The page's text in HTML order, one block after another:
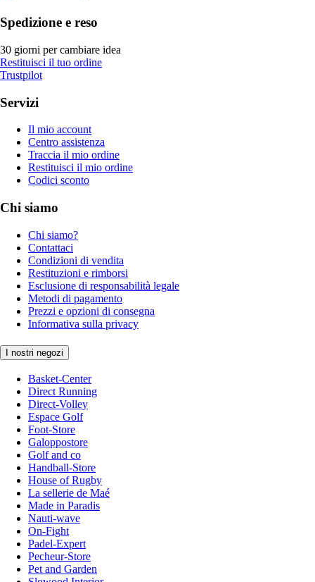
Spedizione e reso
30 giorni per cambiare idea
Restituisci il tuo ordine
Trustpilot
Servizi
Il mio account
Centro assistenza
Traccia il mio ordine
Restituisci il mio ordine
Codici sconto
Chi siamo
Chi siamo?
Contattaci
Condizioni di vendita
Restituzioni e rimborsi
Esclusione di responsabilità legale
Metodi di pagamento
Prezzi e opzioni di consegna
Informativa sulla privacy
I nostri negozi
Basket-Center
Direct Running
Direct-Volley
Espace Golf
Foot-Store
Galoppostore
Golf and co
Handball-Store
House of Rugby
La sellerie de Maé
Made in Paradis
Nauti-wave
On-Fight
Padel-Expert
Pecheur-Store
Pet and Garden